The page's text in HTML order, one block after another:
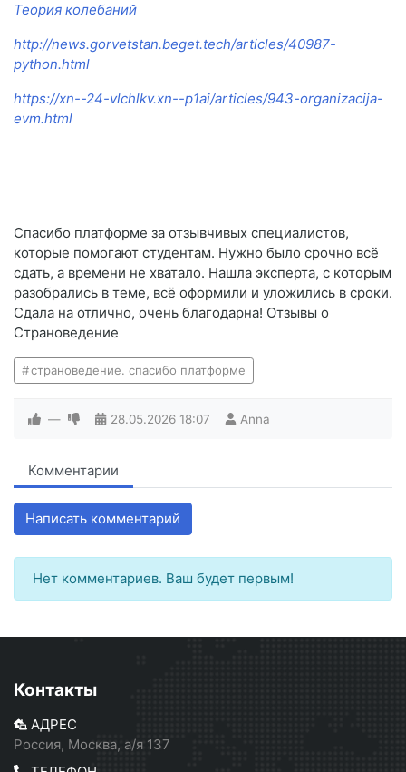
Теория колебаний
http://news.gorvetstan.beget.tech/articles/40987-
python.html
https://xn--24-vlchlkv.xn--p1ai/articles/943-organizacija-
evm.html
Спасибо платформе за отзывчивых специалистов,
которые помогают студентам. Нужно было срочно всё
сдать, а времени не хватало. Нашла эксперта, с которым
разобрались в теме, всё оформили и уложились в сроки.
Сдала на отлично, очень благодарна! Отзывы о
Страноведение
страноведение. спасибо платформе
— 28.05.2026 18:07 Anna
Комментарии
Написать комментарий
Нет комментариев. Ваш будет первым!
Контакты
АДРЕС
Россия, Москва, а/я 137